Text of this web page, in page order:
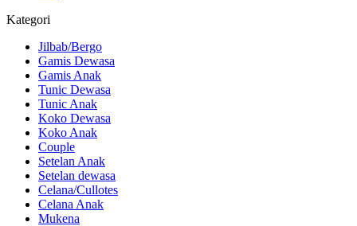
Kategori
Jilbab/Bergo
Gamis Dewasa
Gamis Anak
Tunic Dewasa
Tunic Anak
Koko Dewasa
Koko Anak
Couple
Setelan Anak
Setelan dewasa
Celana/Cullotes
Celana Anak
Mukena